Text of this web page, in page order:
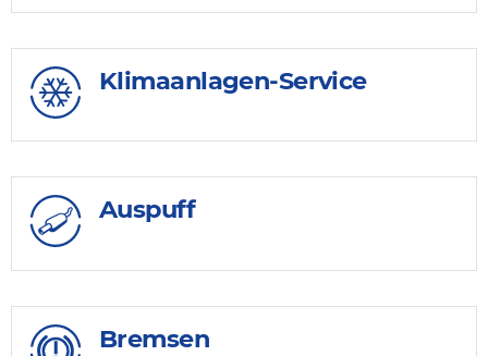
Klimaanlagen-Service
Auspuff
Bremsen